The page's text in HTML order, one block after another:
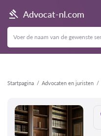
Advocat-nl.com
Startpagina Advocaten en juristen
Terug